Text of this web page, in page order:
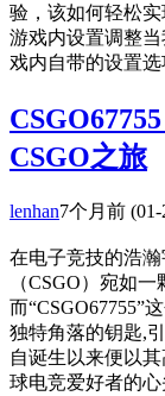
验，该如何轻松
游戏内设置调整
戏内自带的设置
CSGO之旅
lenhan7个月前 (01-
在电子竞技的浩瀚
（CSGO）宛如
而“CSGO67755”
独特角落的钥匙,
自诞生以来便以
球电竞爱好者的心